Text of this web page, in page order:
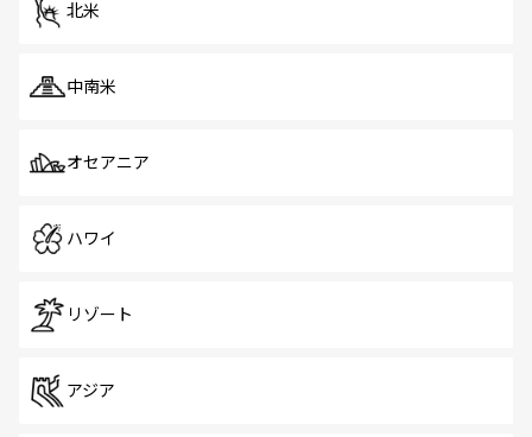
北米
中南米
オセアニア
ハワイ
リゾート
アジア